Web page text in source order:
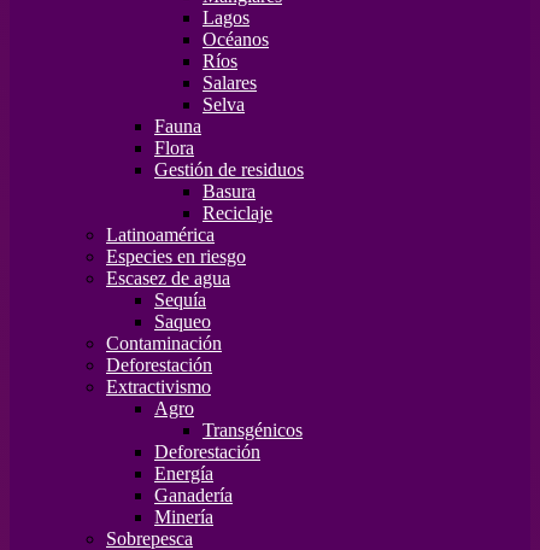
Lagos
Océanos
Ríos
Salares
Selva
Fauna
Flora
Gestión de residuos
Basura
Reciclaje
Latinoamérica
Especies en riesgo
Escasez de agua
Sequía
Saqueo
Contaminación
Deforestación
Extractivismo
Agro
Transgénicos
Deforestación
Energía
Ganadería
Minería
Sobrepesca